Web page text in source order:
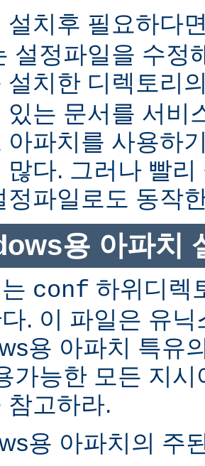
설치후 필요하다
설정파일을 수정
설치한 디렉토리
있는 문서를 서비
아파치를 사용하
많다. 그러나 빨
정파일로도 동작
용 아파치
conf 하위디렉
. 이 파일은 유
용 아파치 특유
가능한 모든 지
참고하라.
용 아파치의 주